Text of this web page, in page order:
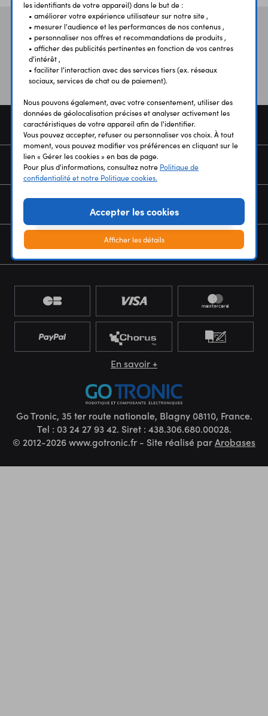
Vos aviset témoignages
COMMANDE
SERVICES
NEWSLETTER
En savoir +
Go Tronic, 35 ter route nationale, Blagny 08110, France.
Tel : 03 24 27 93 42. Siret : 438.306.680.00028.
© 2012-2026 www.gotronic.fr - Site réalisé parArobases
les identifiants de votre appareil) dans le but de :
• améliorer votre expérience utilisateur sur notre site ,
• mesurer l'audience et les performances de nos contenus ,
• personnaliser nos offres et recommandations de produits ,
• afficher des publicités pertinentes en fonction de vos centres
d'intérêt ,
• faciliter l'interaction avec des services tiers (ex. réseaux
sociaux, services de chat ou de paiement).
Nous pouvons également, avec votre consentement, utiliser des
données de géolocalisation précises et analyser activement les
caractéristiques de votre appareil afin de l'identifier.
Vous pouvez accepter, refuser ou personnaliser vos choix. À tout
moment, vous pouvez modifier vos préférences en cliquant sur le
lien « Gérer les cookies » en bas de page.
Pour plus d'informations, consultez notre Politique de
confidentialité et notre Politique cookies.
Accepter les cookies
Afficher les détails